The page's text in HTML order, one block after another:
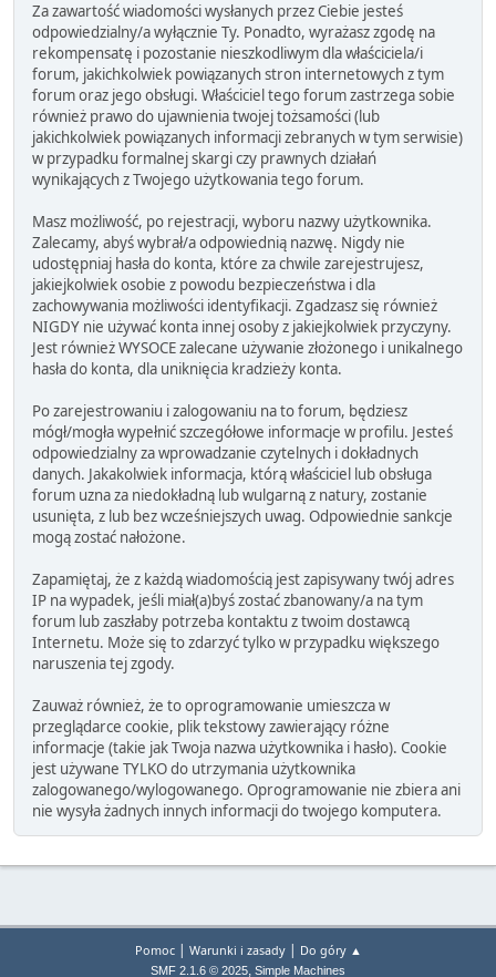
Za zawartość wiadomości wysłanych przez Ciebie jesteś
odpowiedzialny/a wyłącznie Ty. Ponadto, wyrażasz zgodę na
rekompensatę i pozostanie nieszkodliwym dla właściciela/i
forum, jakichkolwiek powiązanych stron internetowych z tym
forum oraz jego obsługi. Właściciel tego forum zastrzega sobie
również prawo do ujawnienia twojej tożsamości (lub
jakichkolwiek powiązanych informacji zebranych w tym serwisie)
w przypadku formalnej skargi czy prawnych działań
wynikających z Twojego użytkowania tego forum.
Masz możliwość, po rejestracji, wyboru nazwy użytkownika.
Zalecamy, abyś wybrał/a odpowiednią nazwę. Nigdy nie
udostępniaj hasła do konta, które za chwile zarejestrujesz,
jakiejkolwiek osobie z powodu bezpieczeństwa i dla
zachowywania możliwości identyfikacji. Zgadzasz się również
NIGDY nie używać konta innej osoby z jakiejkolwiek przyczyny.
Jest również WYSOCE zalecane używanie złożonego i unikalnego
hasła do konta, dla uniknięcia kradzieży konta.
Po zarejestrowaniu i zalogowaniu na to forum, będziesz
mógł/mogła wypełnić szczegółowe informacje w profilu. Jesteś
odpowiedzialny za wprowadzanie czytelnych i dokładnych
danych. Jakakolwiek informacja, którą właściciel lub obsługa
forum uzna za niedokładną lub wulgarną z natury, zostanie
usunięta, z lub bez wcześniejszych uwag. Odpowiednie sankcje
mogą zostać nałożone.
Zapamiętaj, że z każdą wiadomością jest zapisywany twój adres
IP na wypadek, jeśli miał(a)byś zostać zbanowany/a na tym
forum lub zaszłaby potrzeba kontaktu z twoim dostawcą
Internetu. Może się to zdarzyć tylko w przypadku większego
naruszenia tej zgody.
Zauważ również, że to oprogramowanie umieszcza w
przeglądarce cookie, plik tekstowy zawierający różne
informacje (takie jak Twoja nazwa użytkownika i hasło). Cookie
jest używane TYLKO do utrzymania użytkownika
zalogowanego/wylogowanego. Oprogramowanie nie zbiera ani
nie wysyła żadnych innych informacji do twojego komputera.
Pomoc| Warunki i zasady| Do góry ▲
SMF 2.1.6 © 2025, Simple Machines